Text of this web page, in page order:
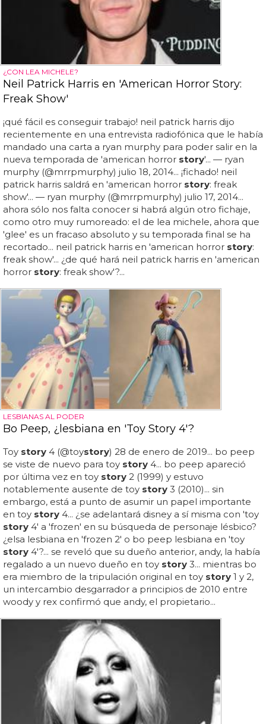
¿CON LEA MICHELE?
Neil Patrick Harris en 'American Horror Story:
Freak Show'
¡qué fácil es conseguir trabajo! neil patrick harris dijo
recientemente en una entrevista radiofónica que le había
mandado una carta a ryan murphy para poder salir en la
nueva temporada de 'american horror story'... — ryan
murphy (@mrrpmurphy) julio 18, 2014... ¡fichado! neil
patrick harris saldrá en 'american horror story: freak
show'... — ryan murphy (@mrrpmurphy) julio 17, 2014...
ahora sólo nos falta conocer si habrá algún otro fichaje,
como otro muy rumoreado: el de lea michele, ahora que
'glee' es un fracaso absoluto y su temporada final se ha
recortado... neil patrick harris en 'american horror story:
freak show'... ¿de qué hará neil patrick harris en 'american
horror story: freak show'?...
LESBIANAS AL PODER
Bo Peep, ¿lesbiana en 'Toy Story 4'?
Toy story 4 (@toystory) 28 de enero de 2019... bo peep
se viste de nuevo para toy story 4... bo peep apareció
por última vez en toy story 2 (1999) y estuvo
notablemente ausente de toy story 3 (2010)... sin
embargo, está a punto de asumir un papel importante
en toy story 4... ¿se adelantará disney a sí misma con 'toy
story 4' a 'frozen' en su búsqueda de personaje lésbico?
¿elsa lesbiana en 'frozen 2' o bo peep lesbiana en 'toy
story 4'?... se reveló que su dueño anterior, andy, la había
regalado a un nuevo dueño en toy story 3... mientras bo
era miembro de la tripulación original en toy story 1 y 2,
un intercambio desgarrador a principios de 2010 entre
woody y rex confirmó que andy, el propietario...